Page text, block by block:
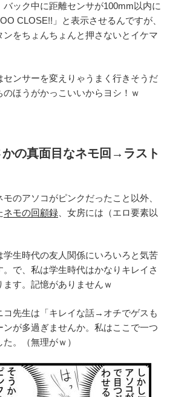
ック中に距離センサが100mm以内に
CLOSE!!」と表示させるんですが、
ンをちょんちょんと押さないとイケマ
ンサーを変えりゃうまく行きそうだ
のほうがかっこいいからヨシ！ｗ
の真面目なネモ回→ラスト
のアソコがピンクだったこと以外、
ネモの回顧録 、女房には（エロ要素以
生時代の友人関係にいろいろと気苦
で、私は学生時代はかなりキレイさ
ます。記憶がありませんｗ
先生は「キレイな話→オチでゲスも
ンが多過ぎませんか。私はここで一つ
。（無理がｗ）